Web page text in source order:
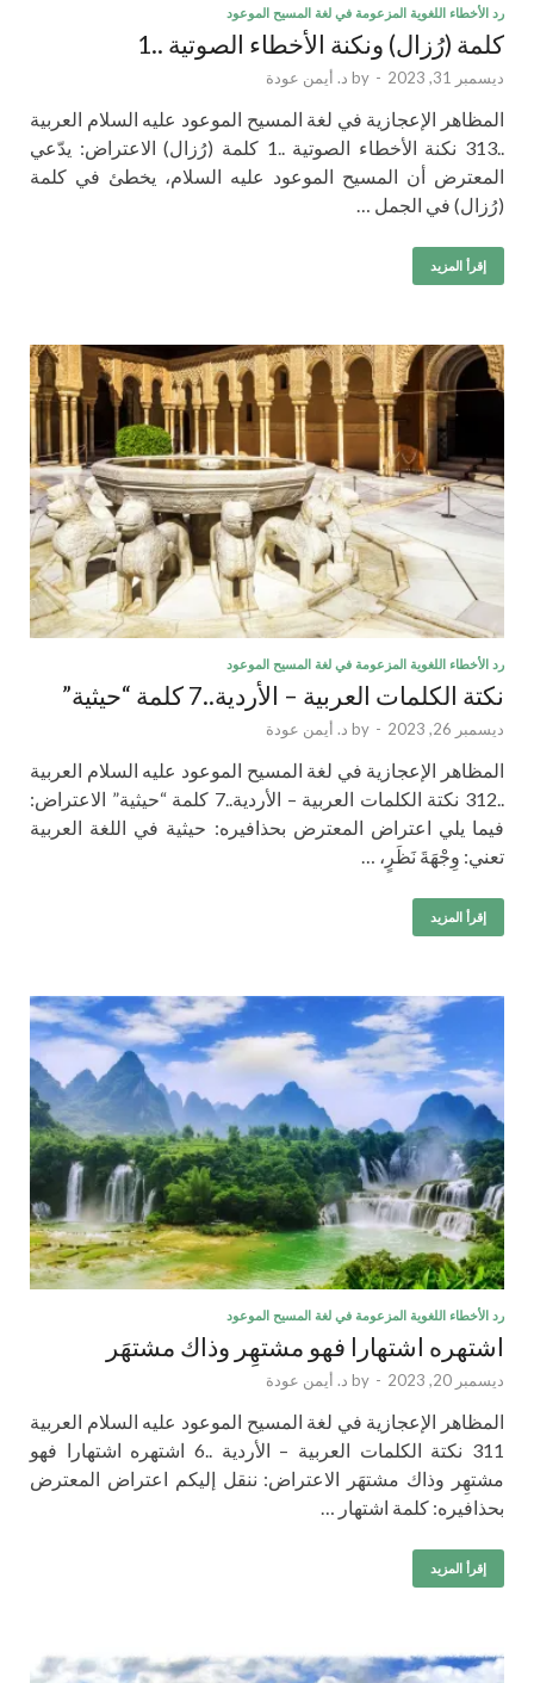
رد الأخطاء اللغوية المزعومة في لغة المسيح الموعود
كلمة (رُزال) ونكنة الأخطاء الصوتية ..1
ديسمبر 31, 2023 -
by د. أيمن عودة
المظاهر الإعجازية في لغة المسيح الموعود عليه السلام العربية
..313 نكنة الأخطاء الصوتية ..1 كلمة (رُزال) الاعتراض: يدّعي
المعترض أن المسيح الموعود عليه السلام، يخطئ في كلمة
(رُزال) في الجمل …
إقرأ المزيد
رد الأخطاء اللغوية المزعومة في لغة المسيح الموعود
نكتة الكلمات العربية – الأردية..7 كلمة “حيثية”
ديسمبر 26, 2023 -
by د. أيمن عودة
المظاهر الإعجازية في لغة المسيح الموعود عليه السلام العربية
..312 نكتة الكلمات العربية – الأردية..7 كلمة “حيثية” الاعتراض:
فيما يلي اعتراض المعترض بحذافيره: حيثية في اللغة العربية
تعني: وِجْهَةَ نَظَرٍ، …
إقرأ المزيد
رد الأخطاء اللغوية المزعومة في لغة المسيح الموعود
اشتهره اشتهارا فهو مشتهِر وذاك مشتهَر
ديسمبر 20, 2023 -
by د. أيمن عودة
المظاهر الإعجازية في لغة المسيح الموعود عليه السلام العربية
311 نكتة الكلمات العربية – الأردية ..6 اشتهره اشتهارا فهو
مشتهِر وذاك مشتهَر الاعتراض: ننقل إليكم اعتراض المعترض
بحذافيره: كلمة اشتهار …
إقرأ المزيد